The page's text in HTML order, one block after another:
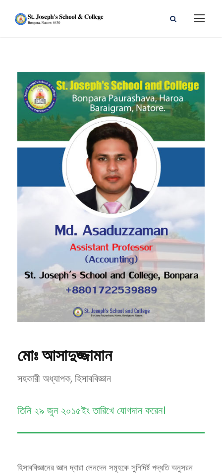
মোঃ আসাদুজ্জামান
সহকারী অধ্যাপক, হিসাববিজ্ঞান
তিনি ২৯ জুন ২০১৫ইং তারিখে যোগদান করেন।
হিসাববিজ্ঞানের জ্ঞান দ্বারা লেনদেন সমূহকে সুনিদির্ষ্ট পদ্ধতি অনুসরন